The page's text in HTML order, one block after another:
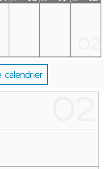
calendrier